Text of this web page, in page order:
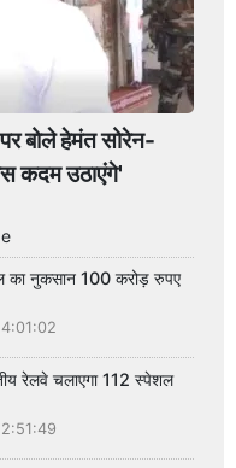
बोले हेमंत सोरेन-
कदम उठाएंगे'
का नुकसान 100 करोड़ रुपए
रेलवे चलाएगा 112 स्पेशल